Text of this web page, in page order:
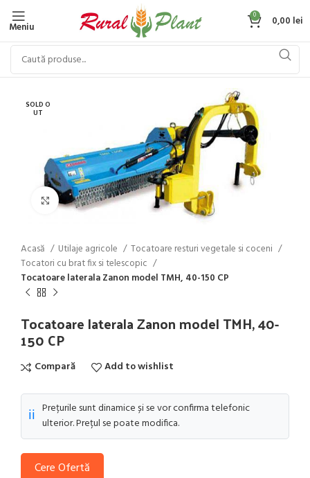
Meniu
0 0,00 lei
SOLD O
UT
Click to enlarge
Acasă Utilaje agricole
Tocatoare resturi vegetale si coceni
Tocatori cu brat fix si telescopic
Tocatoare laterala Zanon model TMH, 40-150 CP
Tocatoare laterala Zanon model TMH, 40-
150 CP
Compară Add to wishlist
ℹ️ Prețurile sunt dinamice și se vor confirma telefonic
ulterior. Prețul se poate modifica.
Cere Ofertă